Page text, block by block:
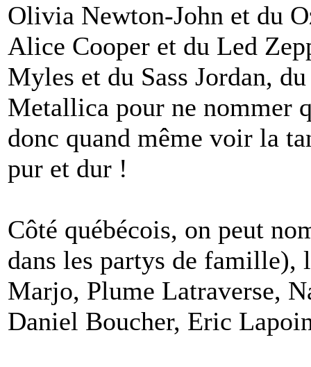
Olivia Newton-John et du
Alice Cooper et du Led
Myles et du Sass Jordan,
Metallica pour ne nommer
donc quand même voir la
pur et dur !
Côté québécois, on peut
dans les partys de famille),
Marjo, Plume Latraverse,
Daniel Boucher, Eric